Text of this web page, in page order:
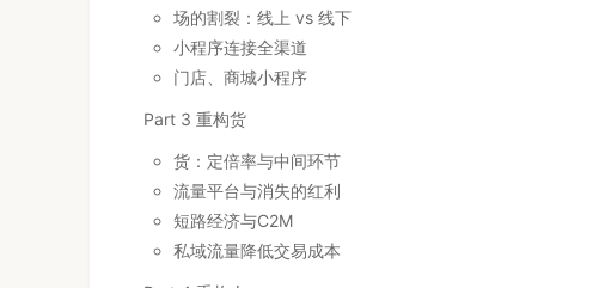
场的割裂：线上 vs 线下
小程序连接全渠道
门店、商城小程序
Part 3 重构货
货：定倍率与中间环节
流量平台与消失的红利
短路经济与C2M
私域流量降低交易成本